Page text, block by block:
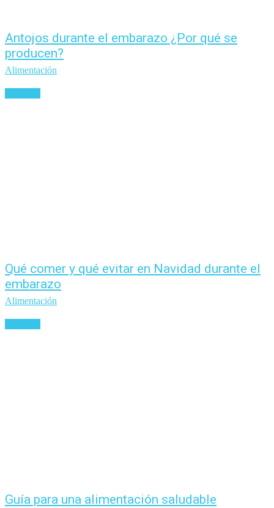
Antojos durante el embarazo ¿Por qué se
producen?
Alimentación
Qué comer y qué evitar en Navidad durante el
embarazo
Alimentación
Guía para una alimentación saludable